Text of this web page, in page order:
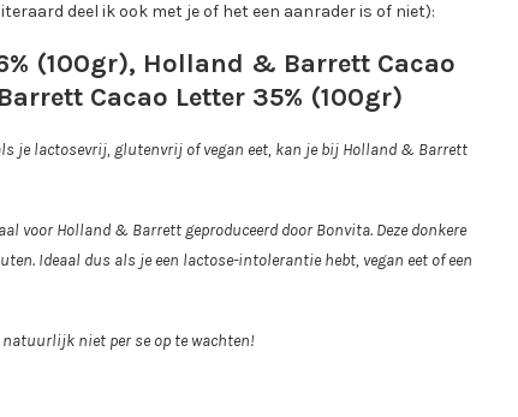
deel ik ook met je of het een aanrader is of niet):
(100gr), Holland & Barrett Cacao
Cacao Letter 35% (100gr)
je lactosevrij, glutenvrij of vegan eet, kan je bij Holland & Barrett
voor Holland & Barrett geproduceerd door Bonvita. Deze donkere
Ideaal dus als je een lactose-intolerantie hebt, vegan eet of een
natuurlijk niet per se op te wachten!